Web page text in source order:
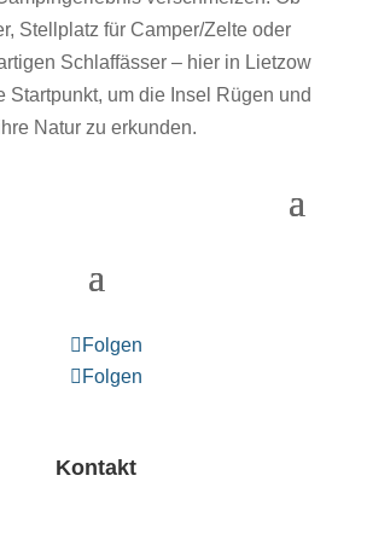
Stellplatz für Camper/Zelte oder
Schlaffässer – hier in Lietzow
Startpunkt, um die Insel Rügen und
Natur zu erkunden.
Folgen
Folgen
Kontakt